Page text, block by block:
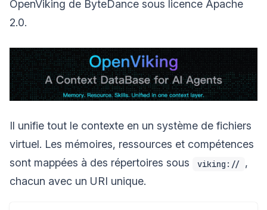
OpenViking de ByteDance sous licence Apache
2.0.
Il unifie tout le contexte en un système de fichiers
virtuel. Les mémoires, ressources et compétences
sont mappées à des répertoires sous
viking:// ,
chacun avec un URI unique.